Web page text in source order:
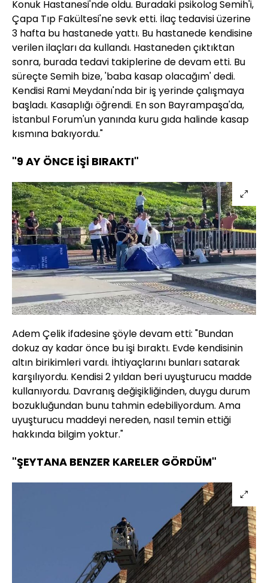
Konuk Hastanesi'nde oldu. Buradaki psikolog Semih'i,
Çapa Tıp Fakültesi'ne sevk etti. İlaç tedavisi üzerine
3 hafta bu hastanede yattı. Bu hastanede kendisine
verilen ilaçları da kullandı. Hastaneden çıktıktan
sonra, burada tedavi takiplerine de devam etti. Bu
süreçte Semih bize, 'baba kasap olacağım' dedi.
Kendisi Rami Meydanı'nda bir iş yerinde çalışmaya
başladı. Kasaplığı öğrendi. En son Bayrampaşa'da,
İstanbul Forum'un yanında kuru gıda halinde kasap
kısmına bakıyordu."
"9 AY ÖNCE İŞİ BIRAKTI"
Adem Çelik ifadesine şöyle devam etti: "Bundan
dokuz ay kadar önce bu işi bıraktı. Evde kendisinin
altın birikimleri vardı. İhtiyaçlarını bunları satarak
karşılıyordu. Kendisi 2 yıldan beri uyuşturucu madde
kullanıyordu. Davranış değişikliğinden, duygu durum
bozukluğundan bunu tahmin edebiliyordum. Ama
uyuşturucu maddeyi nereden, nasıl temin ettiği
hakkında bilgim yoktur."
"ŞEYTANA BENZER KARELER GÖRDÜM"